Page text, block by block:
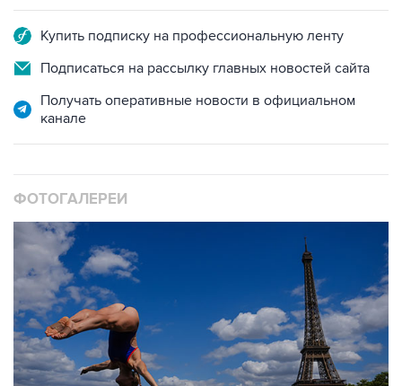
Купить подписку на профессиональную ленту
Подписаться на рассылку главных новостей сайта
Получать оперативные новости в официальном
канале
ФОТОГАЛЕРЕИ